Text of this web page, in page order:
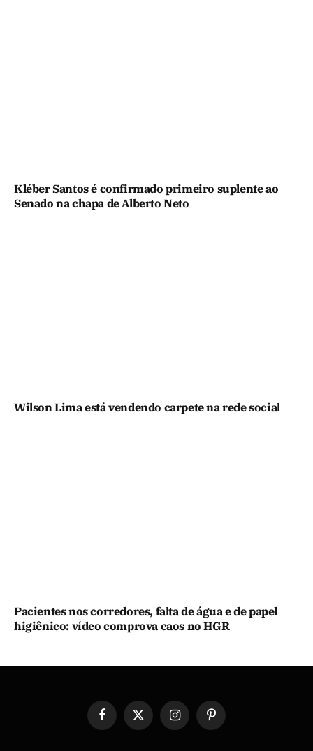
Kléber Santos é confirmado primeiro suplente ao
Senado na chapa de Alberto Neto
Wilson Lima está vendendo carpete na rede social
Pacientes nos corredores, falta de água e de papel
higiênico: vídeo comprova caos no HGR
Facebook
X
InstagramPinterest